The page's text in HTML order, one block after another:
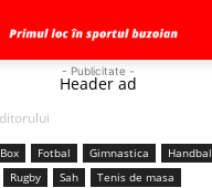
- Publicitate -
Header ad
Box Fotbal Gimnastica Handbal
Rugby Sah Tenis de masa